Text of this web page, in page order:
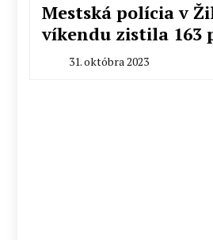
Mestská polícia v
víkendu zistila 163
31. októbra 2023